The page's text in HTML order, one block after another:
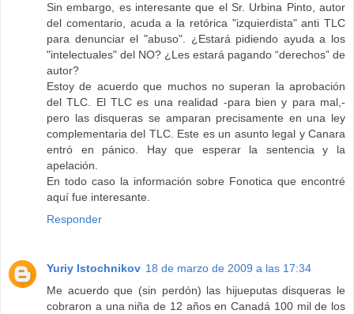
Sin embargo, es interesante que el Sr. Urbina Pinto, autor
del comentario, acuda a la retórica "izquierdista" anti TLC
para denunciar el "abuso". ¿Estará pidiendo ayuda a los
"intelectuales" del NO? ¿Les estará pagando “derechos” de
autor?
Estoy de acuerdo que muchos no superan la aprobación
del TLC. El TLC es una realidad -para bien y para mal,-
pero las disqueras se amparan precisamente en una ley
complementaria del TLC. Este es un asunto legal y Canara
entró en pánico. Hay que esperar la sentencia y la
apelación.
En todo caso la información sobre Fonotica que encontré
aquí fue interesante.
Responder
Yuriy Istochnikov 18 de marzo de 2009 a las 17:34
Me acuerdo que (sin perdón) las hijueputas disqueras le
cobraron a una niña de 12 años en Canadá 100 mil de los